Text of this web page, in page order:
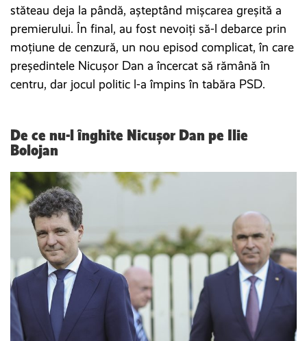
stăteau deja la pândă, așteptând mișcarea greșită a
premierului. În final, au fost nevoiți să-l debarce prin
moțiune de cenzură, un nou episod complicat, în care
președintele Nicușor Dan a încercat să rămână în
centru, dar jocul politic l-a împins în tabăra PSD.
De ce nu-l înghite Nicușor Dan pe Ilie
Bolojan